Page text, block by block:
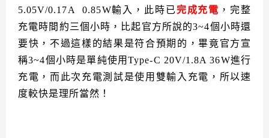
5.05V/0.17A 0.85W輸入，此時已完成充電 ，完整
充電時間約三個小時，比起官方所說的3~4個小時還
要快，不過這樣的結果是符合預期的，畢竟官方宣
稱3~4個小時是單純使用Type-C 20V/1.8A 36W進行
充電，而此次充電測試是使用雙輸入充電，所以速
度較快是理所當然！